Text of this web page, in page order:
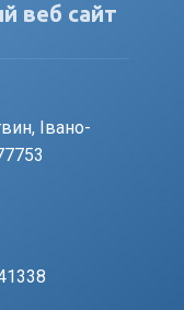
веб сайт
Івано-